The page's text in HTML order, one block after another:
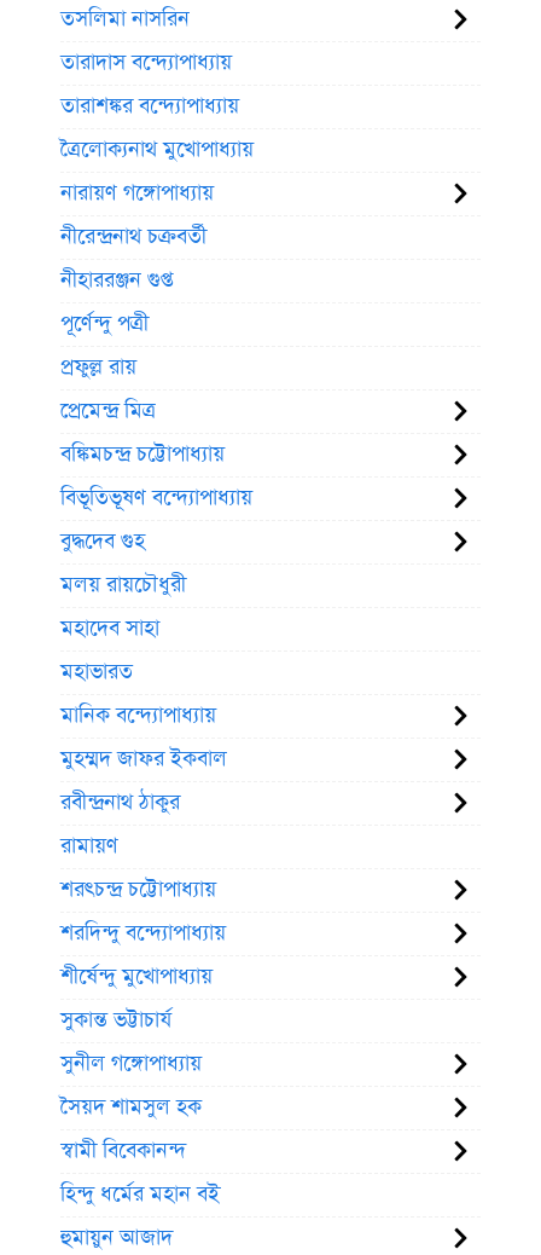
তসলিমা নাসরিন
তারাদাস বন্দ্যোপাধ্যায়
তারাশঙ্কর বন্দ্যোপাধ্যায়
ত্রৈলোক্যনাথ মুখোপাধ্যায়
নারায়ণ গঙ্গোপাধ্যায়
নীরেন্দ্রনাথ চক্রবর্তী
নীহাররঞ্জন গুপ্ত
পূর্ণেন্দু পত্রী
প্রফুল্ল রায়
প্রেমেন্দ্র মিত্র
বঙ্কিমচন্দ্র চট্টোপাধ্যায়
বিভূতিভূষণ বন্দ্যোপাধ্যায়
বুদ্ধদেব গুহ
মলয় রায়চৌধুরী
মহাদেব সাহা
মহাভারত
মানিক বন্দ্যোপাধ্যায়
মুহম্মদ জাফর ইকবাল
রবীন্দ্রনাথ ঠাকুর
রামায়ণ
শরৎচন্দ্র চট্টোপাধ্যায়
শরদিন্দু বন্দ্যোপাধ্যায়
শীর্ষেন্দু মুখোপাধ্যায়
সুকান্ত ভট্টাচার্য
সুনীল গঙ্গোপাধ্যায়
সৈয়দ শামসুল হক
স্বামী বিবেকানন্দ
হিন্দু ধর্মের মহান বই
হুমায়ুন আজাদ